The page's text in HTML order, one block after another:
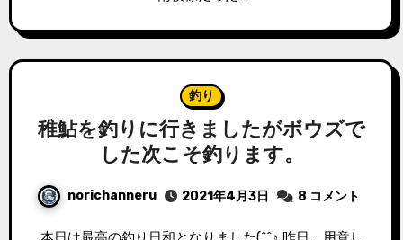
釣り
稚鮎を釣りに行きましたがボウズで
した次こそ釣ります。
norichanneru 2021年4月3日 8 コメント